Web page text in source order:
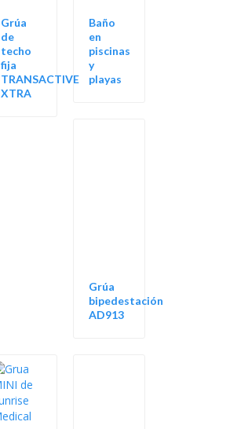
Grúa
de
techo
fija
TRANSACTIVE
XTRA
Baño
en
piscinas
y
playas
Grúa
bipedestación
AD913